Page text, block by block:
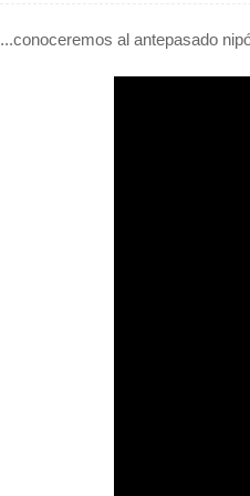
...conoceremos al antepasado